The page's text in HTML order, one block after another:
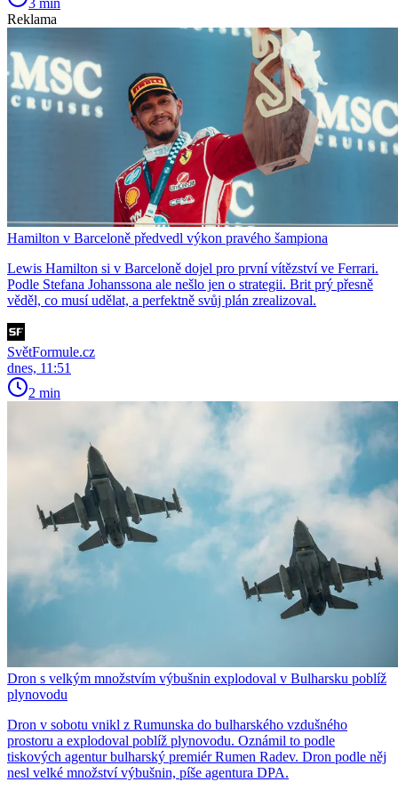
3 min
Reklama
Hamilton v Barceloně předvedl výkon pravého šampiona
Lewis Hamilton si v Barceloně dojel pro první vítězství ve Ferrari.
Podle Stefana Johanssona ale nešlo jen o strategii. Brit prý přesně
věděl, co musí udělat, a perfektně svůj plán zrealizoval.
SvětFormule.cz
dnes, 11:51
2 min
Dron s velkým množstvím výbušnin explodoval v Bulharsku poblíž
plynovodu
Dron v sobotu vnikl z Rumunska do bulharského vzdušného
prostoru a explodoval poblíž plynovodu. Oznámil to podle
tiskových agentur bulharský premiér Rumen Radev. Dron podle něj
nesl velké množství výbušnin, píše agentura DPA.